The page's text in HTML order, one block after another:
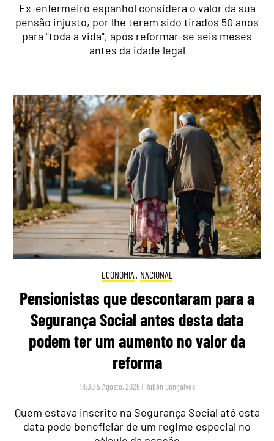
Ex-enfermeiro espanhol considera o valor da sua
pensão injusto, por lhe terem sido tirados 50 anos
para "toda a vida", após reformar-se seis meses
antes da idade legal
ECONOMIA , NACIONAL
Pensionistas que descontaram para a
Segurança Social antes desta data
podem ter um aumento no valor da
reforma
18:30 5 Agosto, 2026 | Rubén Gonçalves
Quem estava inscrito na Segurança Social até esta
data pode beneficiar de um regime especial no